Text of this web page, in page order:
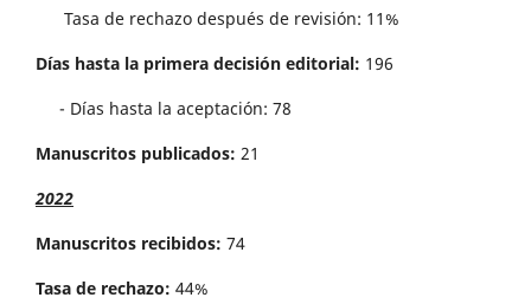
Tasa de rechazo después de revisión: 11%
Días hasta la primera decisión editorial: 196
- Días hasta la aceptación: 78
Manuscritos publicados: 21
2022
Manuscritos recibidos: 74
Tasa de rechazo: 44%